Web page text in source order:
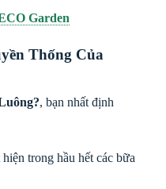
Garden
Thống Của
, bạn nhất định
trong hầu hết các bữa